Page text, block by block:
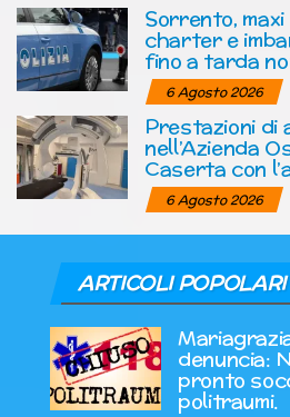
Sorrento,
charter e
fino a tarda
6 Agosto 2026
Prestazioni di
nell’Azienda
Caserta con
6 Agosto 2026
ARTICOLI POPOLARI
denuncia:
pronto
politraumi.